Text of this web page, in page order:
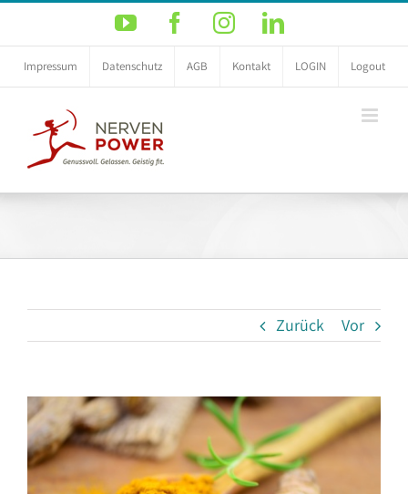
Zum
springen
YouTubeFacebookInstagramLinkedIn
Impressum Datenschutz AGB Kontakt LOGIN Logout
Zurück Vor
Zeige
grösseres
Bild